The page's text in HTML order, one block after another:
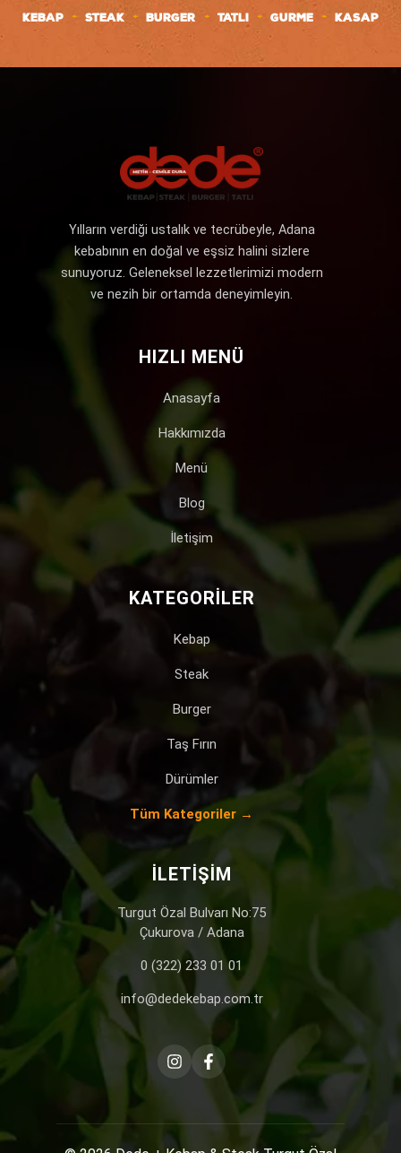
KEBAP + STEAK + BURGER + TATLI + GURME + KASAP
Yılların verdiği ustalık ve tecrübeyle, Adana
kebabının en doğal ve eşsiz halini sizlere
sunuyoruz. Geleneksel lezzetlerimizi modern
ve nezih bir ortamda deneyimleyin.
HIZLI MENÜ
Anasayfa
Hakkımızda
Menü
Blog
İletişim
KATEGORILER
Kebap
Steak
Burger
Taş Fırın
Dürümler
Tüm Kategoriler →
İLETIŞIM
Turgut Özal Bulvarı No:75
Çukurova / Adana
0 (322) 233 01 01
info@dedekebap.com.tr